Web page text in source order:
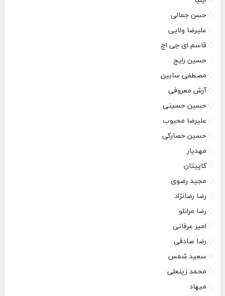
حسن جمالی
علیرضا ولایی
قاسم ای جی اچ
حسین رایج
مصطفی سابین
آرش معروفی
حسین حسینی
علیرضا محبوب
حسین حصارکی
مهدیار
کاپیتان
مجید رضوی
رضا رضانژاد
رضا مرانلو
امیر عرفانی
رضا صادقی
سعید شمس
محمد زینعلی
میهاد